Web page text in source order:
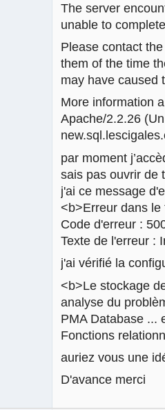
The server
unable to
Please contact
them of the time
may have caused
More information
Apache/2.2.26
par moment
sais pas ouvrir de
j'ai ce message
<b>Erreur dans
Code d'erreur :
Texte de l'erreur :
j'ai vérifié la
<b>Le stockage
analyse du
PMA Database ...
Fonctions
auriez vous une
D'avance merci